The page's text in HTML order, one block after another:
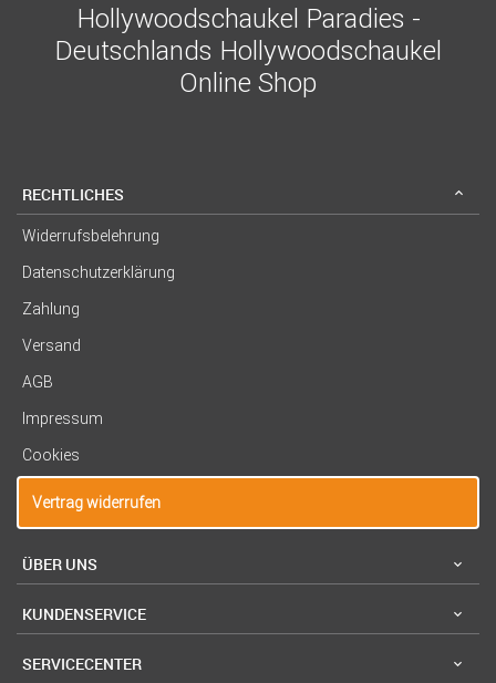
Hollywoodschaukel Paradies -
Deutschlands Hollywoodschaukel
Online Shop
RECHTLICHES
Widerrufsbelehrung
Datenschutzerklärung
Zahlung
Versand
AGB
Impressum
Cookies
Vertrag widerrufen
ÜBER UNS
KUNDENSERVICE
SERVICECENTER